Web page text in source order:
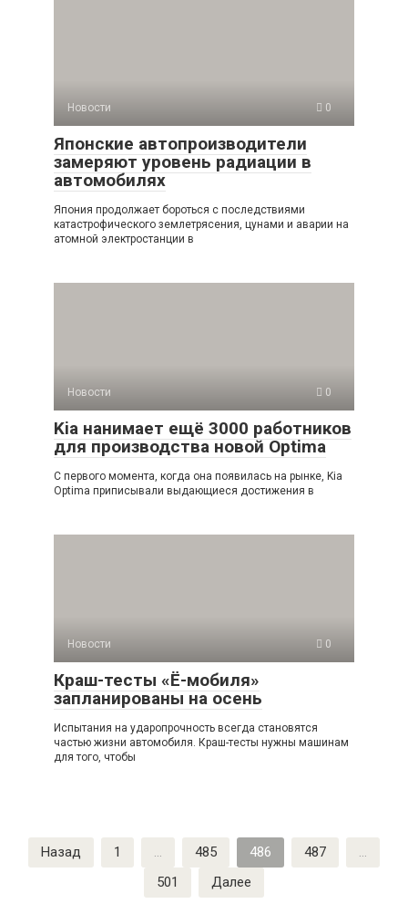
Новости 0
Японские автопроизводители
замеряют уровень радиации в
автомобилях
Япония продолжает бороться с последствиями
катастрофического землетрясения, цунами и аварии на
атомной электростанции в
Новости 0
Kia нанимает ещё 3000 работников
для производства новой Optima
С первого момента, когда она появилась на рынке, Kia
Optima приписывали выдающиеся достижения в
Новости 0
Краш-тесты «Ё-мобиля»
запланированы на осень
Испытания на ударопрочность всегда становятся
частью жизни автомобиля. Краш-тесты нужны машинам
для того, чтобы
Пагинация
записей
Назад 1 … 485 486 487
…
501
Далее